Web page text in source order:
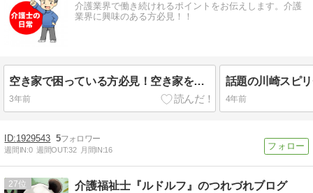
介護業界で働き続けれるポイントをお伝えします。介護
業界に興味のある方必見！！
空き家で困っている方必見！空き家を管理してるサービス見つけました
3年前 4年前
1929543 5
週間IN:0 週間OUT:32 月間IN:16
27 介護福祉士『ルドルフ』のつれづれブログ